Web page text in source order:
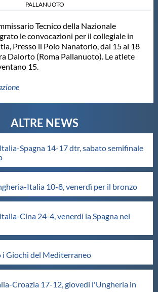
PALLANUOTO
Tecnico della Nazionale
le convocazioni per il collegiale in
Presso il Polo Nanatorio, dal 15 al 18
Dalorto (Roma Pallanuoto). Le atlete
15.
Spagna 14-17 dtr, sabato semifinale
Italia 10-8, venerdì per il bronzo
Cina 24-4, venerdì la Spagna nei
i Giochi del Mediterraneo
Croazia 17-12, giovedì l'Ungheria in